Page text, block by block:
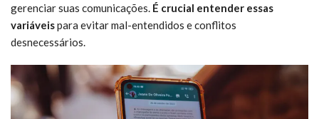
gerenciar suas comunicações. É crucial entender essas
variáveispara evitar mal-entendidos e conflitos
desnecessários.